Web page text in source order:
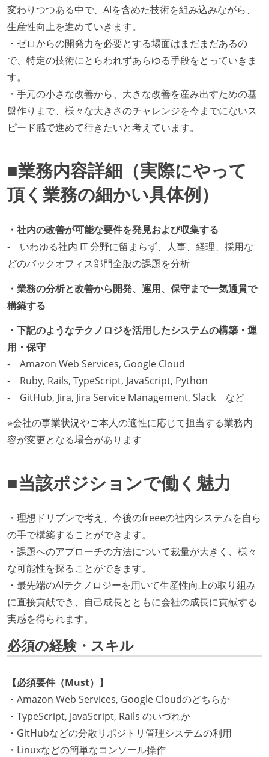
変わりつつある中で、AIを含めた技術を組み込みながら、
生産性向上を進めていきます。
・ゼロからの開発力を必要とする場面はまだまだあるの
で、特定の技術にとらわれずあらゆる手段をとっていきま
す。
・手元の小さな改善から、大きな改善を産み出すための基
盤作りまで、様々な大きさのチャレンジを今までにないス
ピード感で進めて行きたいと考えています。
■業務内容詳細（実際にやって
頂く業務の細かい具体例）
・社内の改善が可能な要件を発見および収集する
‐ いわゆる社内 IT 分野に留まらず、人事、経理、採用な
どのバックオフィス部門全般の課題を分析
・業務の分析と改善から開発、運用、保守まで一気通貫で
構築する
・下記のようなテクノロジを活用したシステムの構築・運
用・保守
‐ Amazon Web Services, Google Cloud
‐ Ruby, Rails, TypeScript, JavaScript, Python
‐ GitHub, Jira, Jira Service Management, Slack など
※会社の事業状況やご本人の適性に応じて担当する業務内
容が変更となる場合があります
■当該ポジションで働く魅力
・理想ドリブンで考え、今後のfreeeの社内システムを自ら
の手で構築することができます。
・課題へのアプローチの方法について裁量が大きく、様々
な可能性を探ることができます。
・最先端のAIテクノロジーを用いて生産性向上の取り組み
に直接貢献でき、自己成長とともに会社の成長に貢献する
実感を得られます。
必須の経験・スキル
【必須要件（Must）】
・Amazon Web Services, Google Cloudのどちらか
・TypeScript, JavaScript, Rails のいづれか
・GitHubなどの分散リポジトリ管理システムの利用
・Linuxなどの簡単なコンソール操作